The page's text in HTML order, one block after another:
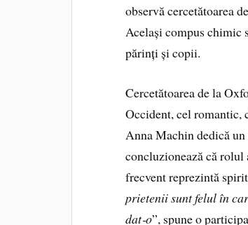
observă cercetătoarea
Același compus chimic
părinți și copii.
Cercetătoarea de la
Occident, cel romantic,
Anna Machin dedică
concluzionează că rolul
frecvent reprezintă
prietenii sunt felul în
dat‑o”, spune o